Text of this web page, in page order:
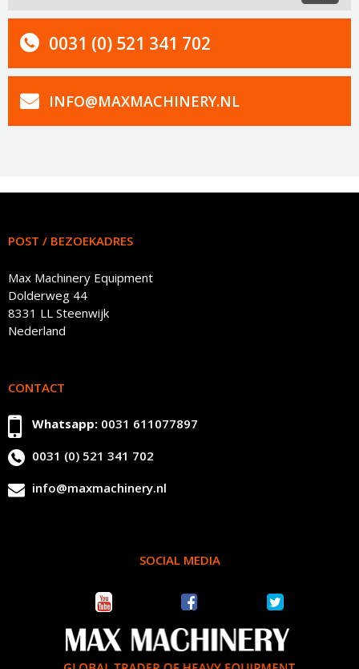
0031 (0) 521 341 702
INFO@MAXMACHINERY.NL
POST / BEZOEKADRES
Max Machinery Equipment
Dolderweg 44
8331 LL Steenwijk
Nederland
CONTACT
Whatsapp: 0031 611077897
0031 (0) 521 341 702
info@maxmachinery.nl
SOCIAL MEDIA